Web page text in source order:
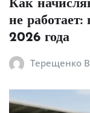
Как
не
2026 года
Терещенко